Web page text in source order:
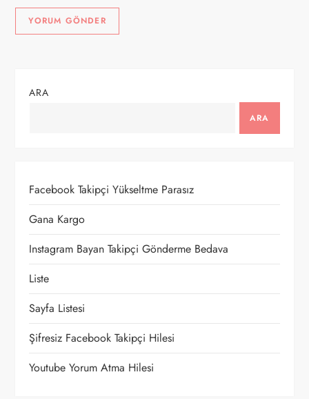
ARA
ARA
Facebook Takipçi Yükseltme Parasız
Gana Kargo
Instagram Bayan Takipçi Gönderme Bedava
Liste
Sayfa Listesi
Şifresiz Facebook Takipçi Hilesi
Youtube Yorum Atma Hilesi